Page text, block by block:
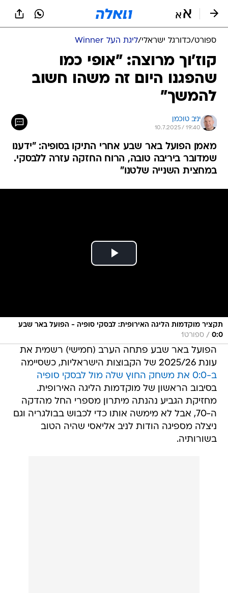
ספורט/כדורגל ישראלי/ליגת העל Winner
קוז'וך מרוצה: "אופי כמו
שהפגנו היום זה משהו חשוב
להמשך"
יניב טוכמן
10.7.2025 / 19:40
מאמן הפועל באר שבע אחרי התיקו בסופיה: "ידענו
שמדובר ביריבה טובה, הרוח החזקה עזרה ללבסקי.
במחצית השנייה שלטנו"
תקציר מוקדמות הליגה האירופית: לבסקי סופיה - הפועל באר שבע
0:0
/ ספורט1
הפועל באר שבע פתחה הערב (חמישי) רשמית את
עונת 2025/26 של הקבוצות הישראליות, כשסיימה
ב-0:0 את משחק החוץ שלה מול לבסקי סופיה
בסיבוב הראשון של מוקדמות הליגה האירופית.
מחזיקת הגביע נהנתה מיתרון מספרי החל מהדקה
ה-70, אבל לא מימשה אותו כדי לכבוש בבולגריה וגם
ניצלה מספיגה הודות לניב אליאסי שהיה הטוב
בשורותיה.